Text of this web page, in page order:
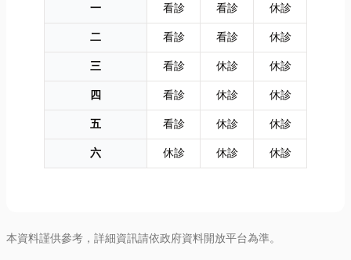
一
看診 看診
休診
二
看診 看診
休診
三
看診 休診
休診
四
看診 休診
休診
五
看診 休診
休診
六
休診 休診 休診
本資料謹供參考，詳細資訊請依政府資料開放平台為準。